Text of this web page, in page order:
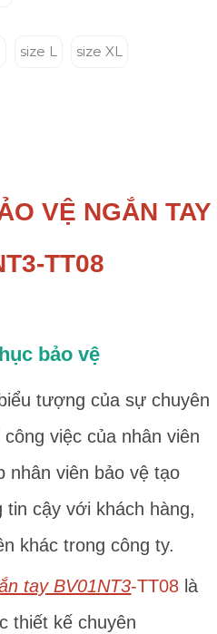
size L size XL
VỆ NGẮN TAY
TT08
bảo vệ
tượng của sự chuyên
việc của nhân viên
nhân viên bảo vệ tạo
cậy với khách hàng,
khác trong công ty.
tay BV01NT3-TT08 là
thiết kế chuyên